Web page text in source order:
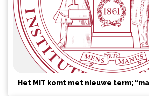
Het MIT komt met nieuwe term;